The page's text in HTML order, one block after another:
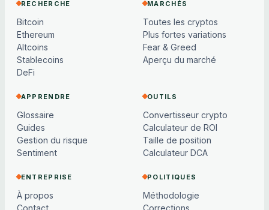
RECHERCHE
Bitcoin
Ethereum
Altcoins
Stablecoins
DeFi
MARCHÉS
Toutes les cryptos
Plus fortes variations
Fear & Greed
Aperçu du marché
APPRENDRE
Glossaire
Guides
Gestion du risque
Sentiment
OUTILS
Convertisseur crypto
Calculateur de ROI
Taille de position
Calculateur DCA
ENTREPRISE
À propos
POLITIQUES
Méthodologie